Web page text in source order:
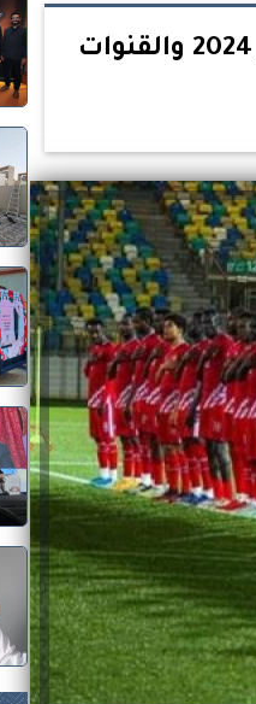
تعرف على جدول مواعيد مباريات اليوم الثلاثاء 10 سبتمبر 2024 والقنوات